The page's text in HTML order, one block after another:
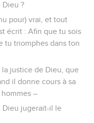
Dieu ?
pour) vrai, et tout
écrit : Afin que tu sois
tu triomphes dans ton
justice de Dieu, que
il donne cours à sa
–
Dieu jugerait-il le